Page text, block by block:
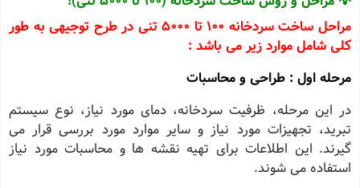
مراحل ساخت سردخانه 100 تا 5000 تنی در طرح توجیهی به طور
کلی شامل موارد زیر می باشد :
مرحله اول : طراحی و محاسبات
در این مرحله، ظرفیت سردخانه، دمای مورد نیاز، نوع سیستم
تبرید، تجهیزات مورد نیاز و سایر موارد مورد بررسی قرار می
گیرند. این اطلاعات برای تهیه نقشه ها و محاسبات مورد نیاز
استفاده می شوند.